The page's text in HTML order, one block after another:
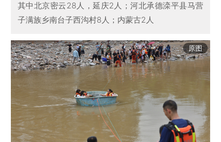
其中北京密云28人，延庆2人；河北承德滦平县马营
子满族乡南台子西沟村8人；内蒙古2人
原图